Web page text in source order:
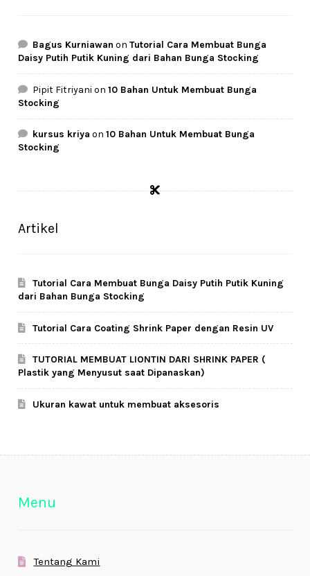
Bagus Kurniawan onTutorial Cara Membuat Bunga
Daisy Putih Putik Kuning dari Bahan Bunga Stocking
Pipit Fitriyani on10 Bahan Untuk Membuat Bunga
Stocking
kursus kriya on10 Bahan Untuk Membuat Bunga
Stocking
Artikel
Tutorial Cara Membuat Bunga Daisy Putih Putik Kuning
dari Bahan Bunga Stocking
Tutorial Cara Coating Shrink Paper dengan Resin UV
TUTORIAL MEMBUAT LIONTIN DARI SHRINK PAPER (
Plastik yang Menyusut saat Dipanaskan)
Ukuran kawat untuk membuat aksesoris
Menu
Tentang Kami